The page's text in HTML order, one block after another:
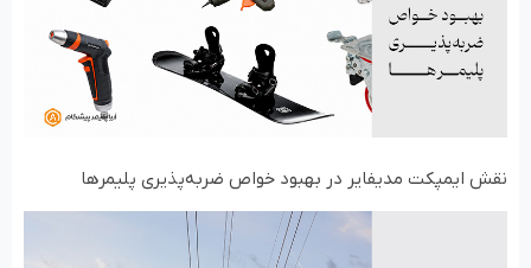
نقش ایمپکت مدیفایر در بهبود خواص ضربه‌پذیری پلیمرها